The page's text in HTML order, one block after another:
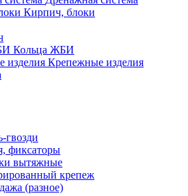
Кирпич, блоки
Кольца ЖБИ
Крепежные изделия
гвозди
фиксаторы
вытяжные
крепеж
(разное)